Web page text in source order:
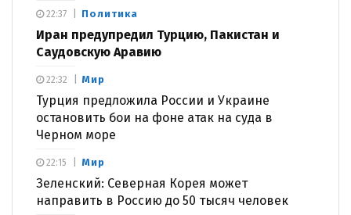
Политика
Иран предупредил Турцию, Пакистан и
Саудовскую Аравию
22:37
Мир
Турция предложила России и Украине
остановить бои на фоне атак на суда в
Черном море
22:32
Мир
Зеленский: Северная Корея может
направить в Россию до 50 тысяч человек
22:15